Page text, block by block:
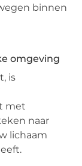
binnen
omgeving
is
met
naar
lichaam